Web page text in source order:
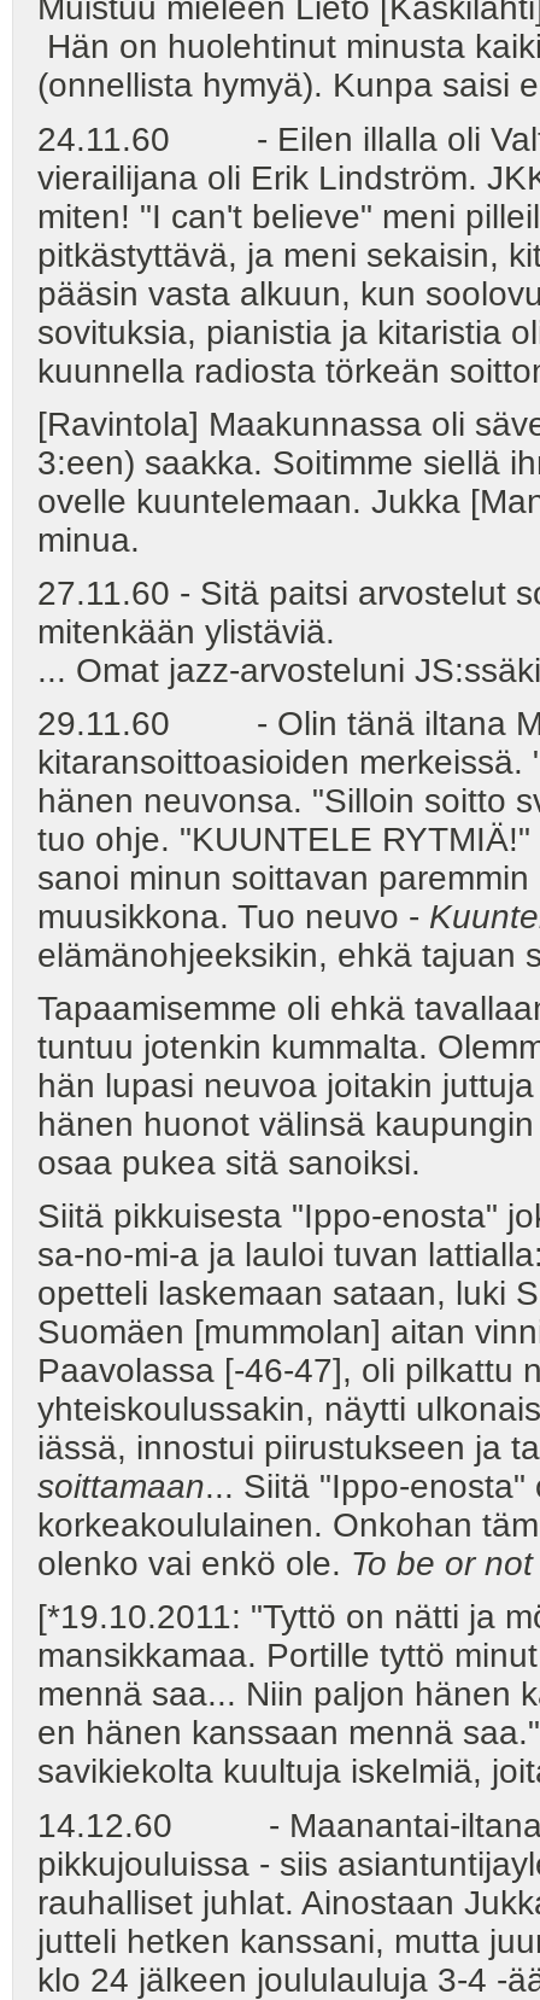
Muistuu mieleen Lieto
Hän on huolehtinut minusta
(onnellista hymyä). Kunpa saisi
24.11.60 - Eilen illalla oli
vierailijana oli Erik Lindström.
miten! "I can't believe" meni
pitkästyttävä, ja meni sekaisin,
pääsin vasta alkuun, kun
sovituksia, pianistia ja kitaristia
kuunnella radiosta törkeän
[Ravintola] Maakunnassa oli
3:een) saakka. Soitimme siellä
ovelle kuuntelemaan. Jukka
minua.
27.11.60 - Sitä paitsi arvostelut
mitenkään ylistäviä.
... Omat jazz-arvosteluni
29.11.60 - Olin tänä iltana
kitaransoittoasioiden
hänen neuvonsa. "Silloin soitto
tuo ohje. "KUUNTELE
sanoi minun soittavan
muusikkona. Tuo neuvo -
elämänohjeeksikin, ehkä tajuan
Tapaamisemme oli ehkä
tuntuu jotenkin kummalta.
hän lupasi neuvoa joitakin
hänen huonot välinsä
osaa pukea sitä sanoiksi.
Siitä pikkuisesta "Ippo-enosta"
sa-no-mi-a ja lauloi tuvan
opetteli laskemaan sataan, luki
Suomäen [mummolan] aitan
Paavolassa [-46-47], oli pilkattu
yhteiskoulussakin, näytti
iässä, innostui piirustukseen ja
soittamaan... Siitä "Ippo-
korkeakoululainen. Onkohan
olenko vai enkö ole. To be or
[*19.10.2011: "Tyttö on nätti ja
mansikkamaa. Portille tyttö
mennä saa... Niin paljon hänen
en hänen kanssaan mennä
savikiekolta kuultuja iskelmiä,
14.12.60 - Maanantai-iltana
pikkujouluissa - siis
rauhalliset juhlat. Ainostaan
jutteli hetken kanssani, mutta
klo 24 jälkeen joululauluja 3-4 -